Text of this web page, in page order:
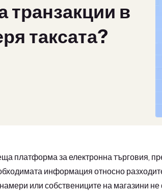
транзакции в
таксата?
платформа за електронна търговия,
информация относно
или собствениците на магазини